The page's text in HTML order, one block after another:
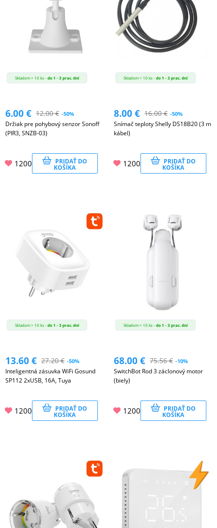
Skladom > 10 ks -do 1 - 3 prac. dní
6.00€ 12.00€ -50%
Držiak pre pohybový senzor Sonoff
(PIR3, SNZB-03)
1200 PRIDAŤ DO
KOŠÍKA
Skladom > 10 ks -do 1 - 3 prac. dní
8.00€ 16.00€ -50%
Snímač teploty Shelly DS18B20 (3 m
kábel)
1200 PRIDAŤ DO
KOŠÍKA
Skladom > 10 ks -do 1 - 3 prac. dní
13.60€ 27.20€ -50%
Inteligentná zásuvka WiFi Gosund
SP112 2xUSB, 16A, Tuya
1200 PRIDAŤ DO
KOŠÍKA
Skladom > 10 ks -do 1 - 3 prac. dní
68.00€ 75.56€ -10%
SwitchBot Rod 3 záclonový motor
(biely)
1200 PRIDAŤ DO
KOŠÍKA